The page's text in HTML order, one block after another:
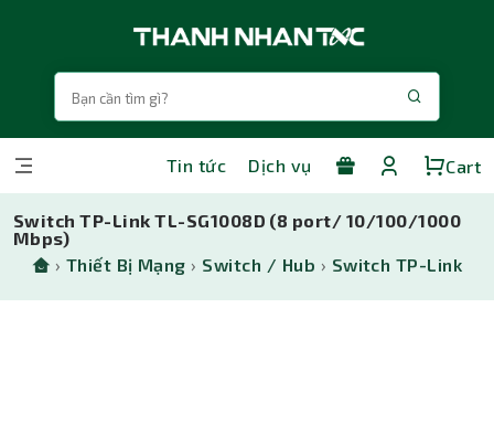
Tin tức Dịch vụ Cart
Switch TP-Link TL-SG1008D (8 port/ 10/100/1000
Mbps)
› Thiết Bị Mạng › Switch / Hub › Switch TP-Link